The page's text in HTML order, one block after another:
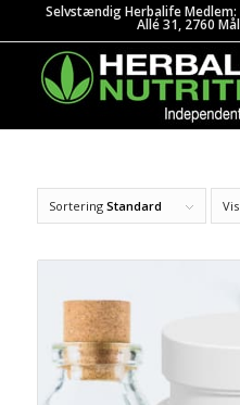
Selvstændig Herbalife
Allé 31, 2760
Sortering Standard Vis